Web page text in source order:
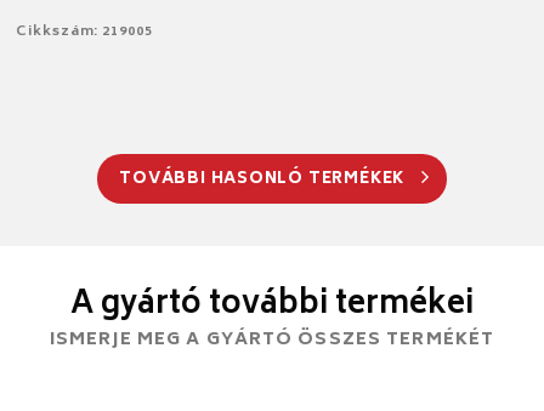
Cikkszám: 219005
TOVÁBBI HASONLÓ TERMÉKEK
A gyártó további termékei
ISMERJE MEG A GYÁRTÓ ÖSSZES TERMÉKÉT